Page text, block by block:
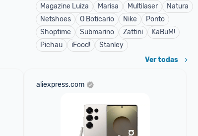
Magazine Luiza
Marisa Multilaser
Natura
Netshoes
O Boticario Nike
Ponto
Shoptime
Submarino Zattini
KaBuM!
Pichau
iFood! Stanley
Ver todas
aliexpress.com